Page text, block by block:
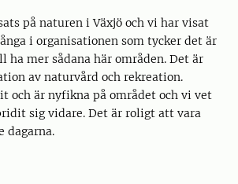
på naturen i Växjö och vi har visat
i organisationen som tycker det är
ha mer sådana här områden. Det är
av naturvård och rekreation.
och är nyfikna på området och vi vet
sig vidare. Det är roligt att vara
dagarna.